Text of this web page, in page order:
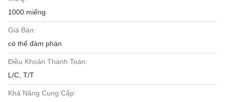
1000 miếng
Giá Bán:
có thể đàm phán
Điều Khoản Thanh Toán:
L/C, T/T
Khả Năng Cung Cấp: